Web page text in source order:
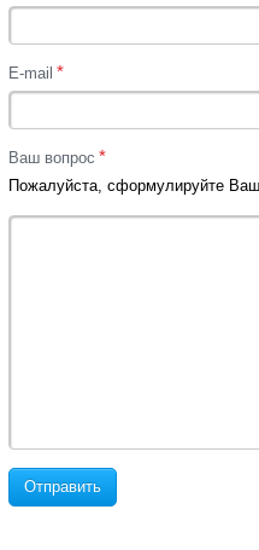
E-mail *
Ваш вопрос *
Пожалуйста, сформулируйте
Отправить